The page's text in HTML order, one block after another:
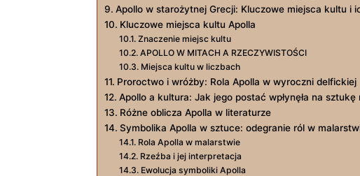
Apollo w starożytnej Grecji:​ Kluczowe miejsca kultu i
Kluczowe miejsca kultu ⁤Apolla
Znaczenie miejsc ⁣kultu
APOLLO W MITACH A ‌RZECZYWISTOŚCI
Miejsca kultu w liczbach
Proroctwo i⁤ wróżby: Rola Apolla w wyroczni delfickiej
Apollo​ a kultura: Jak ​jego postać ​wpłynęła na⁤ sztukę
Różne oblicza Apolla w literaturze
Symbolika​ Apolla w sztuce: odegranie ‌ról w
Rola⁣ Apolla ‌w ‌malarstwie
Rzeźba i jej ⁣interpretacja
Ewolucja ⁣symboliki Apolla